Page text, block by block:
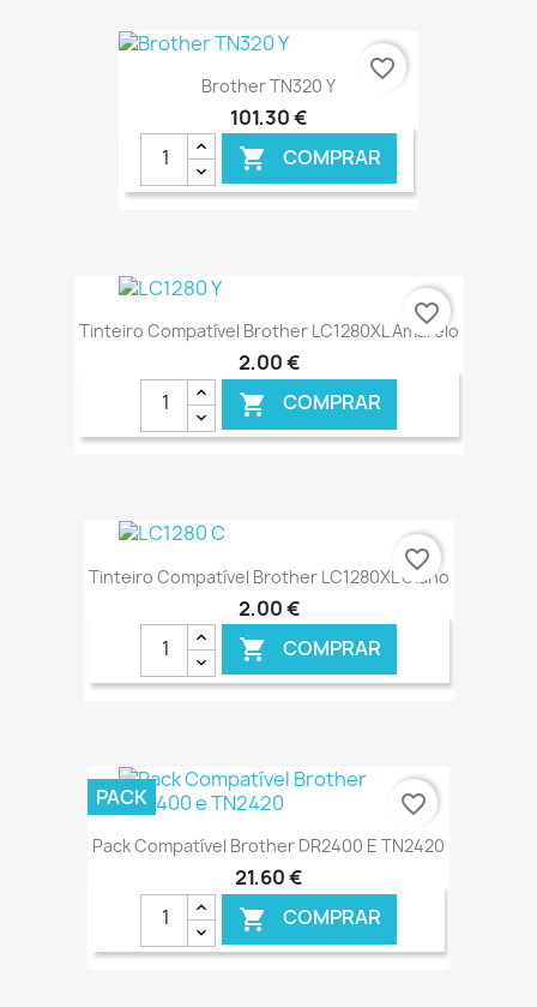
Brother TN320 Y
101,30 €
 COMPRAR
favorite_border
Tinteiro Compatível Brother LC1280XL Amarelo
2,00 €
 COMPRAR
€ ONLINE
favorite_border
Tinteiro Compatível Brother LC1280XL Ciano
2,00 €
 COMPRAR
€ ONLINE
favorite_border
Pack Compatível Brother DR2400 E TN2420
21,60 €
 COMPRAR
PACK favorite_border